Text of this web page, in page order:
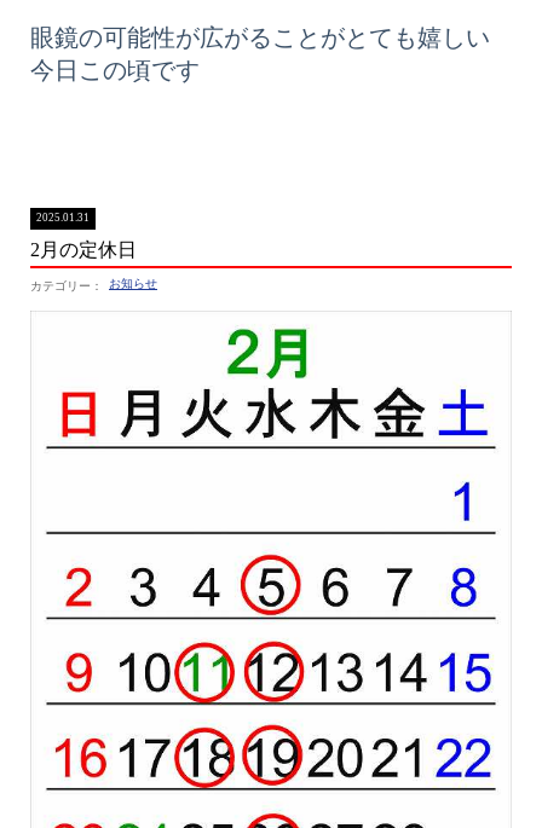
眼鏡の可能性が広がることがとても嬉しい
今日この頃です
2月の定休日
2025.01.31
お知らせ